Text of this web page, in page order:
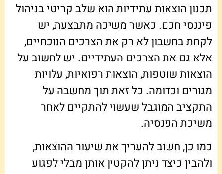
תכנון הוצאות עתידיות הוא שלב קריטי בניהול
פיננסי חכם. כאשר משיכה מתבצעת, יש
לקחת בחשבון לא רק את הצרכים הנוכחיים,
אלא גם את הצרכים העתידיים. יש לחשוב על
הוצאות שוטפות, הוצאות רפואיות, עלויות
מגורים וכדומה. כל זאת תוך מחשבה על
התקציב המוגבל שעשוי להתקיים לאחר
משיכת הפנסיה.
כמו כן, חשוב להעריך את שיעור ההוצאות,
ולהבין כיצד ניתן להקטין אותן מבלי לפגוע